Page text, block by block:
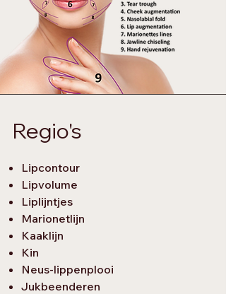
Regio's
Lipcontour
Lipvolume
Liplijntjes
Marionetlijn
Kaaklijn
Kin
Neus-lippenplooi
Jukbeenderen